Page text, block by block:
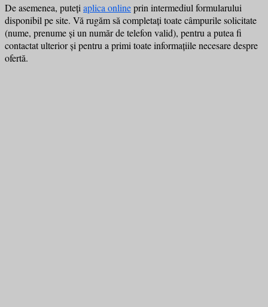
De asemenea, puteți aplica onlineprin intermediul formularului
disponibil pe site. Vă rugăm să completați toate câmpurile solicitate
(nume, prenume și un număr de telefon valid), pentru a putea fi
contactat ulterior și pentru a primi toate informațiile necesare despre
ofertă.